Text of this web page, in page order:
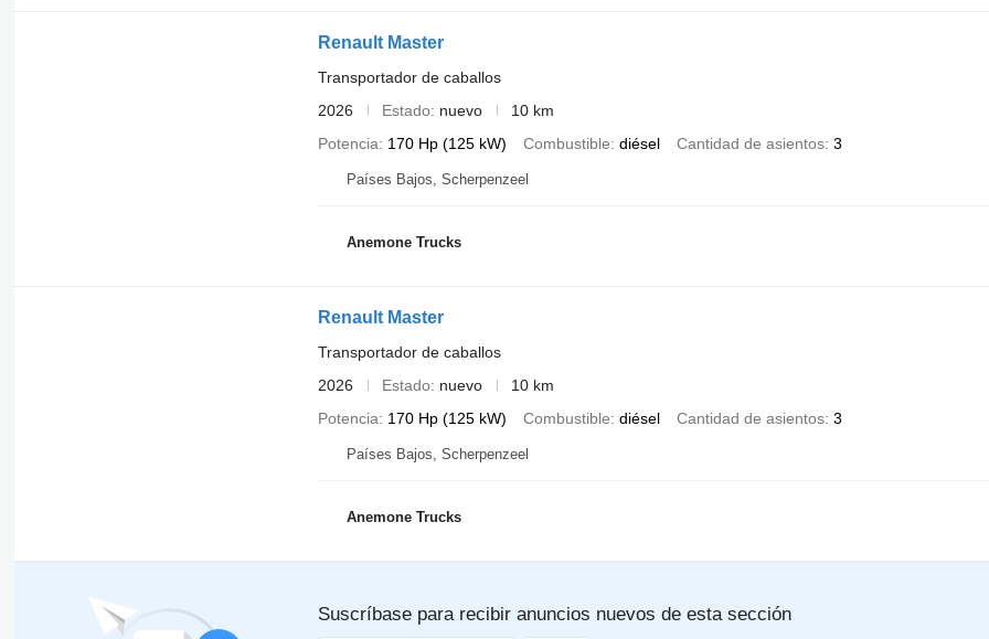
Renault Master
Transportador de caballos
2026
Estado nuevo
10 km
Potencia
170 Hp (125 kW) Combustible diésel Cantidad de asientos 3
Países Bajos, Scherpenzeel
Anemone Trucks
Renault Master
Transportador de caballos
2026
Estado nuevo
10 km
Potencia
170 Hp (125 kW) Combustible diésel Cantidad de asientos 3
Países Bajos, Scherpenzeel
Anemone Trucks
Suscríbase para recibir anuncios nuevos de esta sección